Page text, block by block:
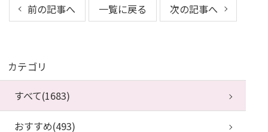
前の記事へ 一覧に戻る 次の記事へ
カテゴリ
すべて(1683)
おすすめ(493)